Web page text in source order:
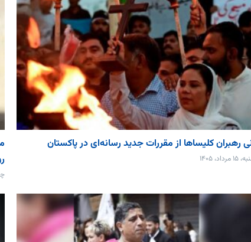
رهبران کلیساها از مقررات جدید رسانه‌ای در پاکستان
۱۴۰۵